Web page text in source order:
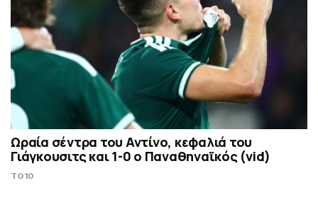
Ωραία σέντρα του Αντίνο, κεφαλιά του
Γιάγκουσιτς και 1-0 ο Παναθηναϊκός (vid)
TO10